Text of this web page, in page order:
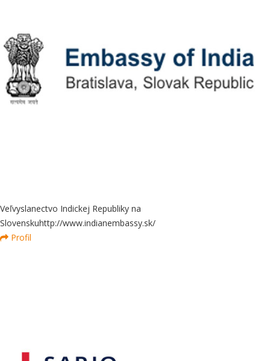
Veľvyslanectvo Indickej Republiky na
Slovenskuhttp://www.indianembassy.sk/
Profil